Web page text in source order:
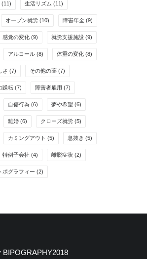
(11) 生活リズム (11)
オープン就労 (10) 障害年金 (9)
感覚の変化 (9) 就労支援施設 (9)
アルコール (8) 体重の変化 (8)
さ (7) その他の薬 (7)
躁転 (7) 障害者雇用 (7)
自傷行為 (6) 夢や希望 (6)
離婚 (6) クローズ就労 (5)
カミングアウト (5) 息抜き (5)
特例子会社 (4) 離脱症状 (2)
ポグラフィー (2)
BIPOGRAPHY2018